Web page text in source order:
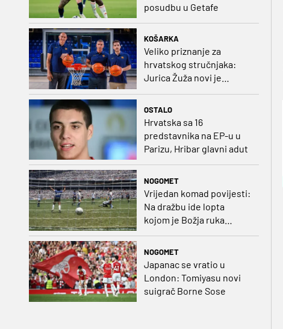
posudbu u Getafe
KOŠARKA
Veliko priznanje za
hrvatskog stručnjaka:
Jurica Žuža novi je
OSTALO
Hrvatska sa 16
predstavnika na EP-u u
Parizu, Hribar glavni adut
NOGOMET
Vrijedan komad povijesti:
Na dražbu ide lopta
kojom je Božja ruka
NOGOMET
Japanac se vratio u
London: Tomiyasu novi
suigrač Borne Sose